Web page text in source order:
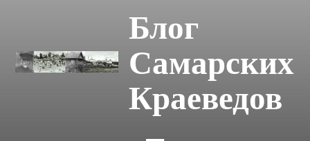
Блог
Самарских
Краеведов